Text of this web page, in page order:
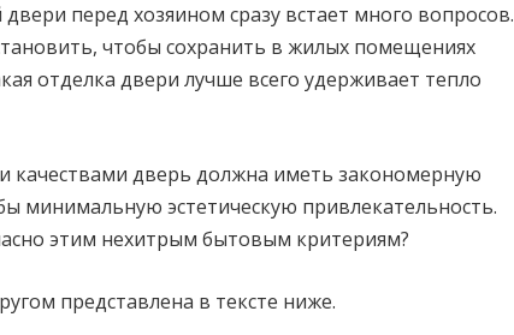
перед хозяином сразу встает много вопросов.
чтобы сохранить в жилых помещениях
отделка двери лучше всего удерживает тепло
качествами дверь должна иметь закономерную
минимальную эстетическую привлекательность.
этим нехитрым бытовым критериям?
представлена в тексте ниже.